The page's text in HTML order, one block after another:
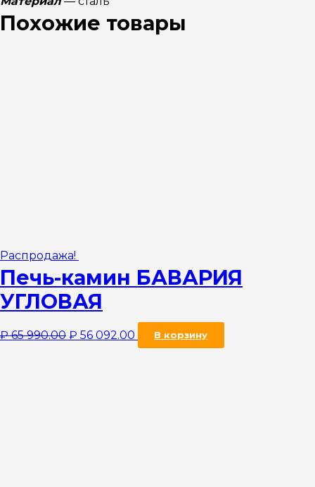
Похожие товары
Распродажа!
Печь-камин БАВАРИЯ
УГЛОВАЯ
₽65 990.00 ₽ 56 092.00 В корзину